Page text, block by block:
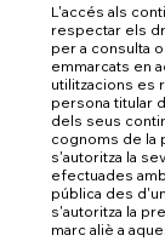
L'accés als
respectar els
per a consulta
emmarcats en
utilitzacions es
persona titular
dels seus
cognoms de la
s'autoritza la
efectuades
pública des
s'autoritza la
marc aliè a